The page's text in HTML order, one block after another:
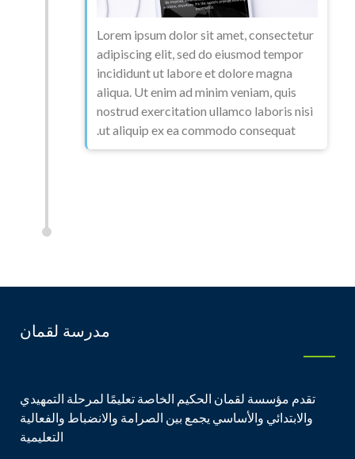
Lorem ipsum dolor sit amet, consectetur
adipiscing elit, sed do eiusmod tempor
incididunt ut labore et dolore magna
aliqua. Ut enim ad minim veniam, quis
nostrud exercitation ullamco laboris nisi
ut aliquip ex ea commodo consequat.
مدرسة لقمان
تقدم مؤسسة لقمان الحكيم الخاصة تعليمًا لمرحلة التمهيدي
والابتدائي والأساسي يجمع بين الصرامة والانضباط والفعالية
التعليمية